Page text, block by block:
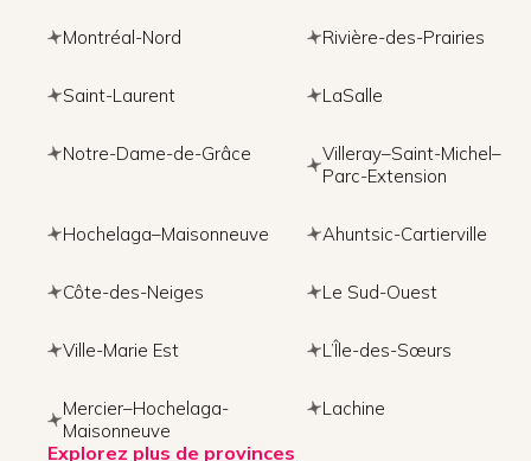
Montréal-Nord Rivière-des-Prairies
Saint-Laurent LaSalle
Notre-Dame-de-Grâce
Villeray–Saint-Michel–
Parc-Extension
Hochelaga–Maisonneuve Ahuntsic-Cartierville
Côte-des-Neiges Le Sud-Ouest
Ville-Marie Est L’Île-des-Sœurs
Mercier–Hochelaga-
Maisonneuve
Lachine
Explorez plus de provinces